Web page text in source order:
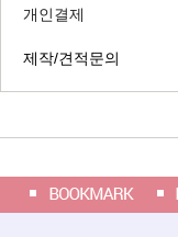
개인결제
제작/견적문의